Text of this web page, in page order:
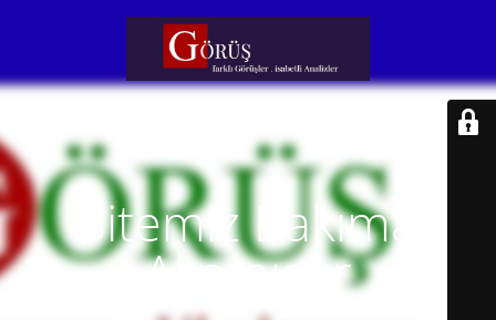
Sitemiz Bakıma
Alınmıştır